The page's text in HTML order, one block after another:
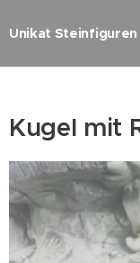
Unikat Steinfiguren
Kugel mit